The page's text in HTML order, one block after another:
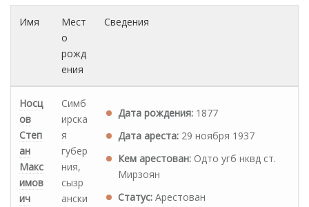
Имя
Мест
о
рожд
ения
Сведения
Носц
ов
Степ
ан
Макс
имов
ич
Симб
ирска
я
губер
ния,
сызр
ански
Дата рождения: 1877
Дата ареста: 29 ноября 1937
Кем арестован: Одто угб нквд ст.
Мирзоян
Статус: Арестован